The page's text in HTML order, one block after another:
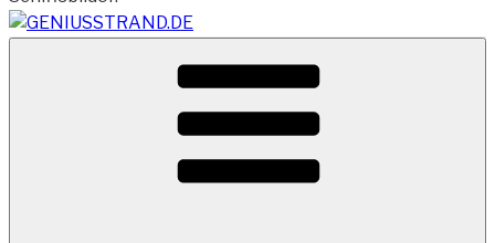
GENIUSSTRAND.DE
Vom Geniusstrand zum JadeWeserPort/Container
Terminal Wilhelmshaven